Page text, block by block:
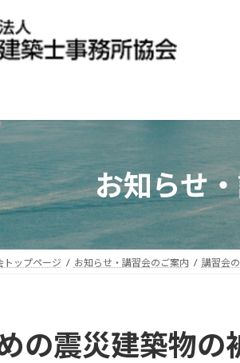
お知らせ
トップページ お知らせ・講習会のご案内 講習会
の震災建築物の